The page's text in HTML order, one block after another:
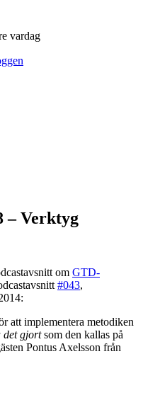
vardag
– Verktyg
om GTD-
#043,
att implementera metodiken
det gjortsom den kallas på
Pontus Axelsson från